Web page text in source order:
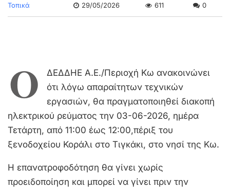
Τοπικά 29/05/2026 611 0
Ο
ΔΕΔΔΗΕ Α.Ε./Περιοχή Κω ανακοινώνει
ότι λόγω απαραίτητων τεχνικών
εργασιών, θα πραγματοποιηθεί διακοπή
ηλεκτρικού ρεύματος την 03-06-2026, ημέρα
Τετάρτη, από 11:00 έως 12:00,πέριξ του
ξενοδοχείου Κοράλι στο Τιγκάκι, στο νησί της Κω.
Η επανατροφοδότηση θα γίνει χωρίς
προειδοποίηση και μπορεί να γίνει πριν την